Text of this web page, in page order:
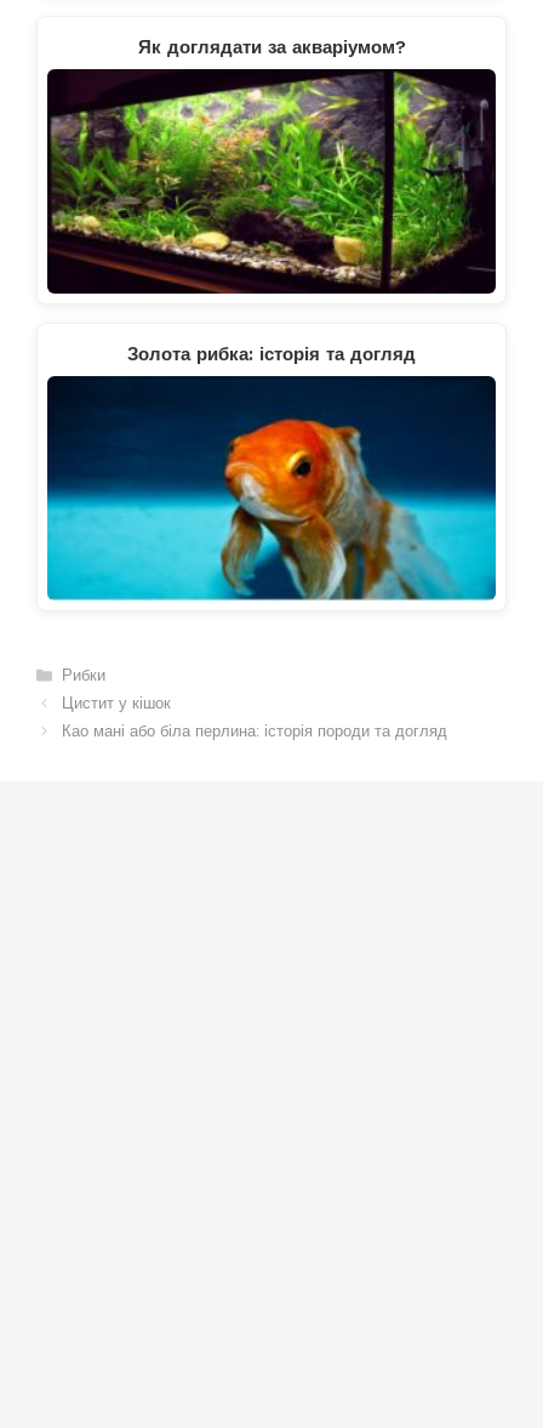
Як доглядати за акваріумом?
Золота рибка: історія та догляд
Категорії
Рибки
Цистит у кішок
Као мані або біла перлина: історія породи та догляд